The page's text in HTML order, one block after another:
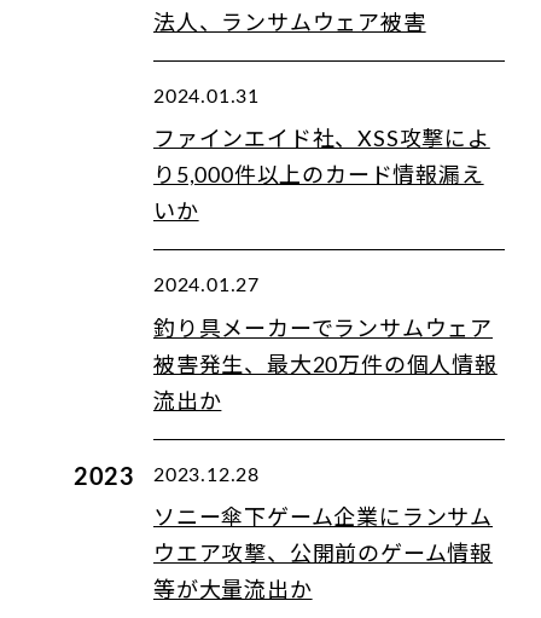
法人、ランサムウェア被害
2024.01.31
ファインエイド社、XSS攻撃によ
り5,000件以上のカード情報漏え
いか
2024.01.27
釣り具メーカーでランサムウェア
被害発生、最大20万件の個人情報
流出か
2023 2023.12.28
ソニー傘下ゲーム企業にランサム
ウエア攻撃、公開前のゲーム情報
等が大量流出か